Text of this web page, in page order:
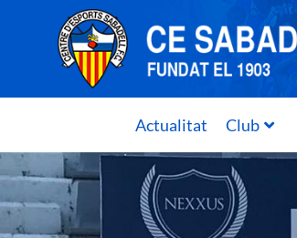
Actualitat Club